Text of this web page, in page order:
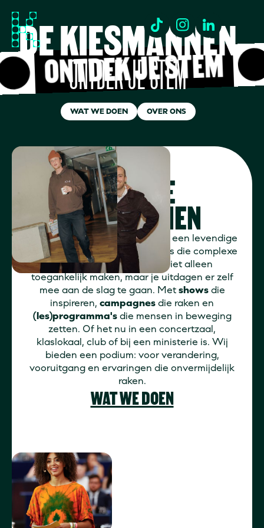
DE KIESMANNEN
ONTDEK JE STEM
WAT WE DOEN OVER ONS
ONTDEK JE STEM
OVER DE
KIESMANNEN
De Kiesmannen zet zich in voor een levendige
democratie. We creëren formats die complexe
democratische thema's
niet alleen
toegankelijk maken, maar je uitdagen er zelf
mee aan de slag te gaan. Met showsdie
inspireren, campagnes die raken en
(les)programma's die mensen in beweging
zetten. Of het nu in een concertzaal,
klaslokaal, club of bij een ministerie is. Wij
bieden een podium: voor verandering,
vooruitgang en ervaringen die onvermijdelijk
raken.
WAT WE DOEN